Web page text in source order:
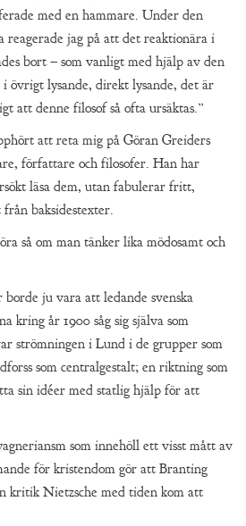
med en hammare. Under den
reagerade jag på att det reaktionära i
bort – som vanligt med hjälp av den
övrigt lysande, direkt lysande, det är
att denne filosof så ofta ursäktas.”
att reta mig på Göran Greiders
författare och filosofer. Han har
läsa dem, utan fabulerar fritt,
från baksidestexter.
så om man tänker lika mödosamt och
ju vara att ledande svenska
kring år 1900 såg sig själva som
strömningen i Lund i de grupper som
som centralgestalt; en riktning som
sin idéer med statlig hjälp för att
som innehöll ett visst mått av
för kristendom gör att Branting
kritik Nietzsche med tiden kom att